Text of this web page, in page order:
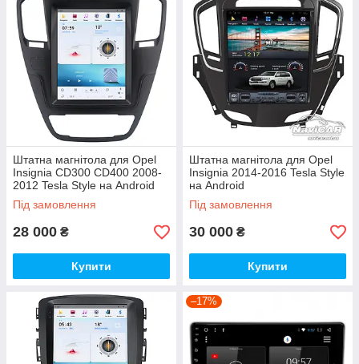
Штатна магнітола для Opel
Insignia CD300 CD400 2008-
2012 Tesla Style на Android
Під замовлення
28 000 ₴
Купити
Штатна магнітола для Opel
Insignia 2014-2016 Tesla Style
на Android
Під замовлення
30 000 ₴
Купити
–17%